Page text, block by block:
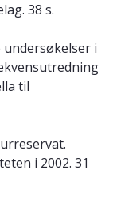
38 s.
undersøkelser i
til
i 2002. 31